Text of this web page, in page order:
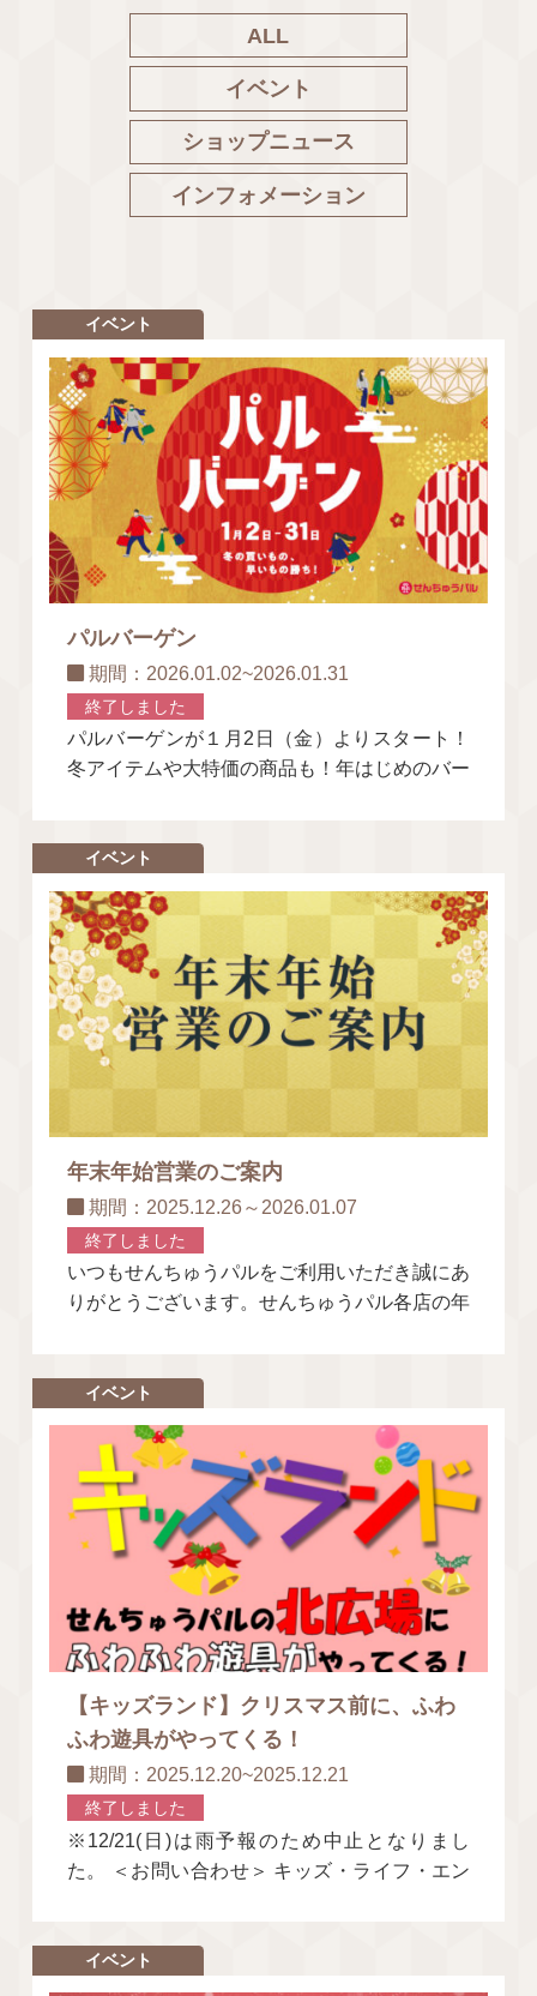
ALL
イベント
ショップニュース
インフォメーション
イベント
パルバーゲン
期間：2026.01.02~2026.01.31
終了しました
パルバーゲンが１月2日（金）よりスタート！
冬アイテムや大特価の商品も！年はじめのバー
イベント
年末年始営業のご案内
期間：2025.12.26～2026.01.07
終了しました
いつもせんちゅうパルをご利用いただき誠にあ
りがとうございます。せんちゅうパル各店の年
イベント
【キッズランド】クリスマス前に、ふわ
ふわ遊具がやってくる！
期間：2025.12.20~2025.12.21
終了しました
※12/21(日)は雨予報のため中止となりまし
た。 ＜お問い合わせ＞ キッズ・ライフ・エン
イベント